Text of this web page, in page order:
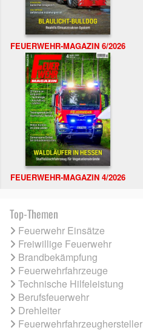
FEUERWEHR-MAGAZIN 6/2026
FEUERWEHR-MAGAZIN 4/2026
Top-Themen
Feuerwehr Einsätze
Freiwillige Feuerwehr
Brandbekämpfung
Feuerwehrfahrzeuge
Technische Hilfeleistung
Berufsfeuerwehr
Drehleiter
Feuerwehrfahrzeughersteller